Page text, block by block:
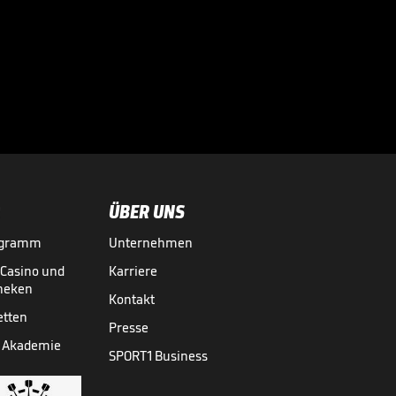
und
Akademie
ÜBER UNS
Unternehmen
Karriere
Kontakt
Presse
SPORT1 Business